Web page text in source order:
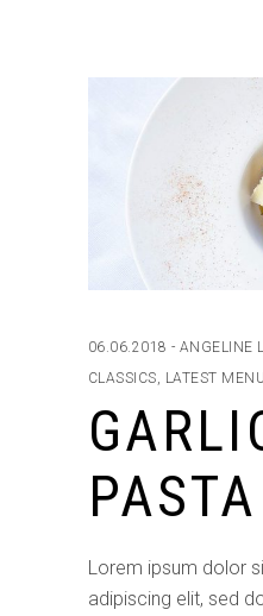
06.06.2018
ANGELINE
CLASSICS, LATEST
PASTA
Lorem ipsum dolor
adipiscing elit, sed